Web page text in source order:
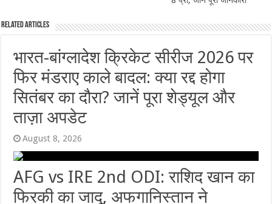
Related Articles
भारत-बांग्लादेश क्रिकेट सीरीज 2026 पर
फिर मंडराए काले बादल: क्या रद्द होगा
सितंबर का दौरा? जानें पूरा शेड्यूल और
ताज़ा अपडेट
August 8, 2026
AFG vs IRE 2nd ODI: राशिद खान का
फिरकी का जादू, अफगानिस्तान ने